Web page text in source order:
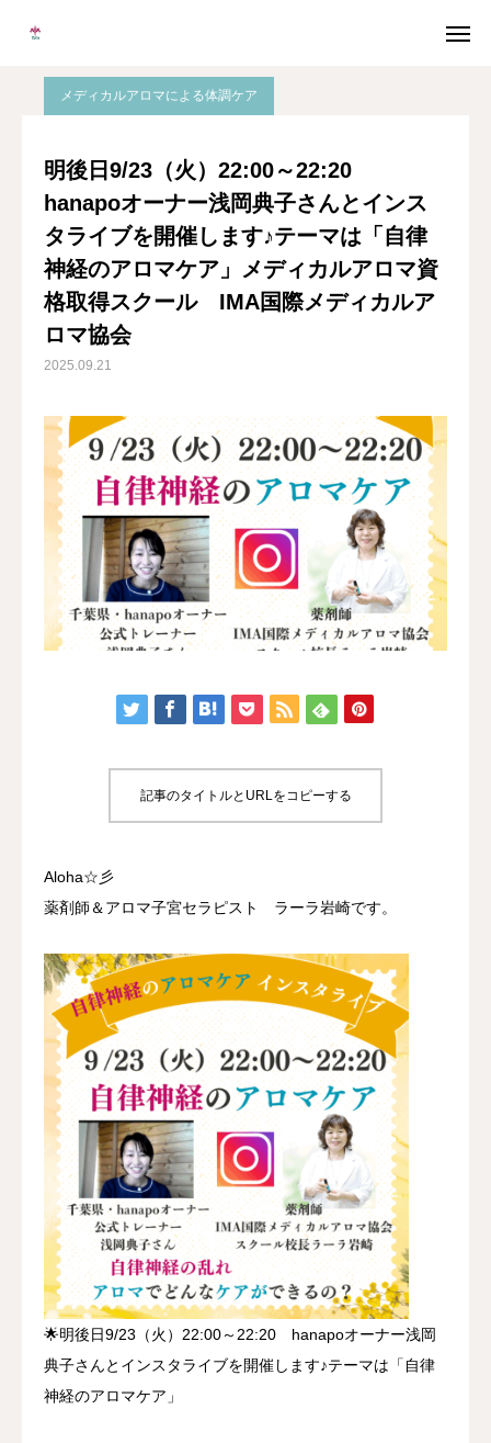
メディカルアロマによる体調ケア
明後日9/23（火）22:00～22:20
hanapoオーナー浅岡典子さんとインス
タライブを開催します♪テーマは「自律
神経のアロマケア」メディカルアロマ資
格取得スクール IMA国際メディカルア
ロマ協会
2025.09.21
記事のタイトルとURLをコピーする
Aloha☆彡
薬剤師＆アロマ子宮セラピスト ラーラ岩崎です。
🌟明後日9/23（火）22:00～22:20 hanapoオーナー浅岡
典子さんとインスタライブを開催します♪テーマは「自律
神経のアロマケア」
Instagram Facebook
無料個別相談
当校について
協会概要
メディカルアロマとは
卒業生の声
認定講座
体験講座
サロン開業